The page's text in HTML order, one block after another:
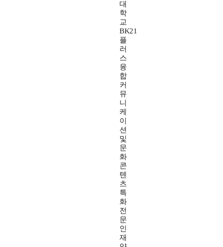
대
학
교
BK21
플
러
스
융
합
커
뮤
니
케
이
션
및
문
화
콘
텐
츠
특
화
전
문
인
재